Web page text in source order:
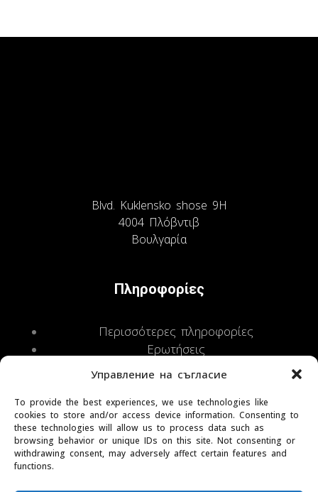
Управление на съгласие
To provide the best experiences, we use technologies like
cookies to store and/or access device information. Consenting to
these technologies will allow us to process data such as
browsing behavior or unique IDs on this site. Not consenting or
withdrawing consent, may adversely affect certain features and
functions.
Blvd. Kuklensko shose 9H
4004 Πλόβντιβ
Βουλγαρία
Πληροφορίες
Περισσότερες πληροφορίες
Ερωτήσεις
Σχετικά με εμάς
Επαφές